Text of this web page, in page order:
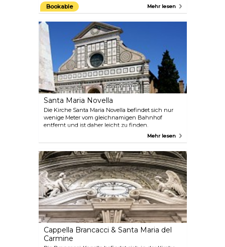
größten und ältesten Franziskanerbasiliken der
Welt. Die auch als „Pantheon von Florenz“
größten italienischen Künstler, darunter
Michelangelo, Machiavelli und Gioacchino Rossini,
um nur einige zu nennen. Die Kirche wurde 1294
erbaut und von dem großen Architekten Arnolfo di
Cambio entworfen.
Bookable Mehr lesen
Santa Maria Novella
Die Kirche Santa Maria Novella befindet sich nur
wenige Meter vom gleichnamigen Bahnhof
entfernt und ist daher leicht zu finden.
Chronologisch gesehen ist sie die erste große
Architektonisch ist sie eines der bedeutendsten
gotischen Bauwerke der Toskana. Im Inneren des
Gebäudes finden sich Meisterwerke von Masaccio,
Giotto und Brunelleschi.
Mehr lesen
Cappella Brancacci & Santa Maria del
Carmine